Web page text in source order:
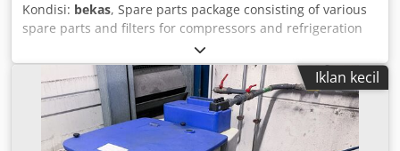
Kondisi: bekas, Spare parts package consisting of various
spare parts and filters for compressors and refrigeration
dryers from the manufacturers BOGE, MATTEI, and BEKO.
On request, individual spare parts from the package can
also be offered. Dsdjqapixepfx Al Ajkr Detailed photos can
be provided.
Iklan kecil